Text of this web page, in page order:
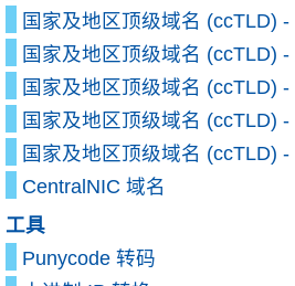
国家及地区顶级域名 (ccTLD) -
国家及地区顶级域名 (ccTLD) -
国家及地区顶级域名 (ccTLD) -
国家及地区顶级域名 (ccTLD) -
国家及地区顶级域名 (ccTLD) -
CentralNIC 域名
工具
Punycode 转码